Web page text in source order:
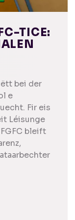
TICE:
bei der
e
Fir eis
Léisunge
bleift